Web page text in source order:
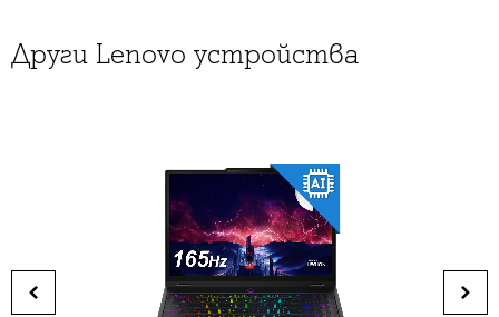
Други Lenovo устройства